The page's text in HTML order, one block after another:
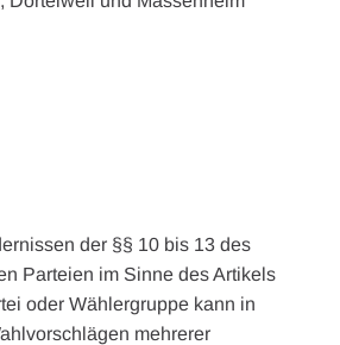
der §§ 10 bis 13 des
Parteien im Sinne des Artikels
oder Wählergruppe kann in
mehrerer